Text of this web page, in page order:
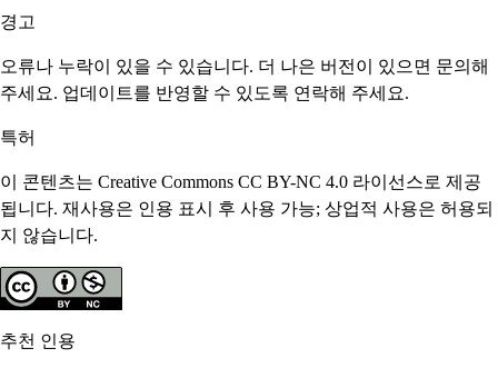
경고
오류나 누락이 있을 수 있습니다. 더 나은 버전이 있으면 문의해
주세요. 업데이트를 반영할 수 있도록 연락해 주세요.
특허
이 콘텐츠는 Creative Commons CC BY-NC 4.0 라이선스로 제공
됩니다. 재사용은 인용 표시 후 사용 가능; 상업적 사용은 허용되
지 않습니다.
추천 인용